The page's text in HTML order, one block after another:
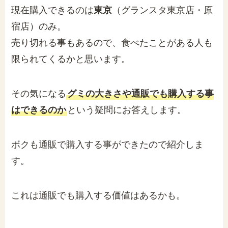
現在購入できるのは東京 （グランスタ東京店・原
宿店）のみ。
売り切れる事もあるので、食べたことがある人も
限られてくるかと思います。
その気になるグミの大きさや通販でも購入する事
はできるのか という疑問にお答えします。
ボクも通販で購入する事ができたので紹介しま
す。
これは通販でも購入する価値はあるかも。